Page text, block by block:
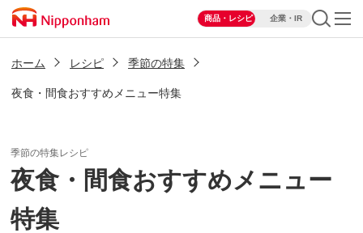
商品・レシピ 企業・IR
ホーム レシピ 季節の特集
夜食・間食おすすめメニュー特集
季節の特集レシピ
夜食・間食おすすめメニュー
特集